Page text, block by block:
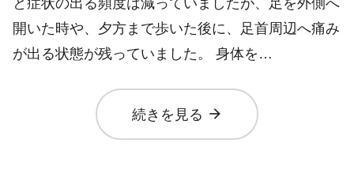
開いた時や、夕方まで歩いた後に、足首周辺へ痛み
が出る状態が残っていました。 身体を…
続きを見る arrow_forward